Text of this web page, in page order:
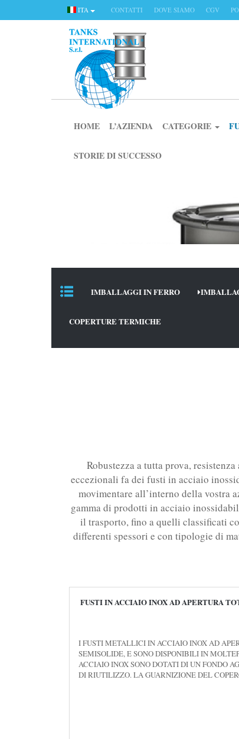
ITA CONTATTI DOVE SIAMO CGV
HOME L’AZIENDA CATEGORIE
STORIE DI SUCCESSO
IMBALLAGGI IN FERRO
COPERTURE TERMICHE
Robustezza a tutta prova,
eccezionali fa dei fusti in acciaio
movimentare all’interno della vostra
gamma di prodotti in acciaio
il trasporto, fino a quelli classificati
differenti spessori e con tipologie di
FUSTI IN ACCIAIO INOX AD APERTURA
I FUSTI METALLICI IN ACCIAIO INOX AD
SEMISOLIDE, E SONO DISPONIBILI IN
ACCIAIO INOX SONO DOTATI DI UN FONDO
DI RIUTILIZZO. LA GUARNIZIONE DEL